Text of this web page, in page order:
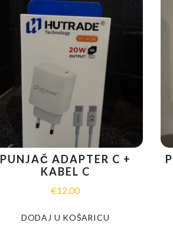
PUNJAČ ADAPTER C +
KABEL C
€12.00
DODAJ U KOŠARICU